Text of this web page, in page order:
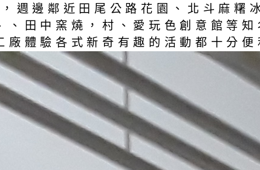
週邊鄰近田尾公路花園、北斗麻糬
田中窯燒，村、愛玩色創意館等
體驗各式新奇有趣的活動都十分